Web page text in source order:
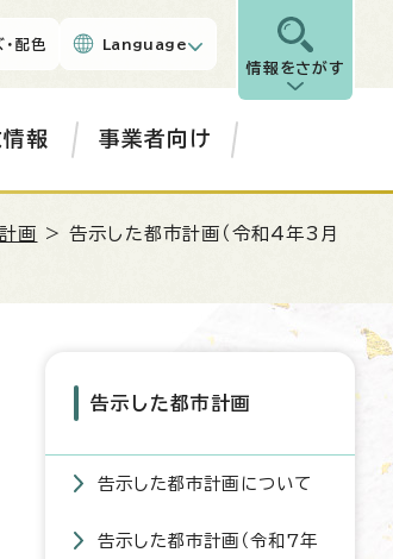
配色 Language
情報をさがす
報 事業者向け
画
> 告示した都市計画（令和4年3月
告示した都市計画
告示した都市計画について
告示した都市計画（令和7年